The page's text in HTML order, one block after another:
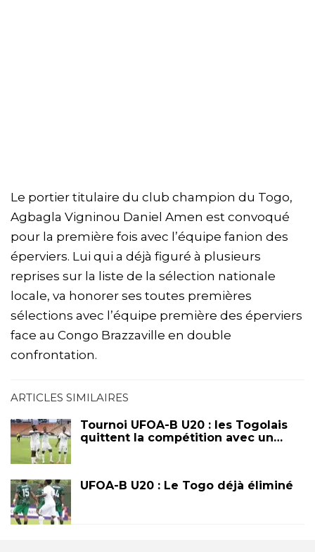
Le portier titulaire du club champion du Togo,
Agbagla Vigninou Daniel Amen est convoqué
pour la première fois avec l’équipe fanion des
éperviers. Lui qui a déjà figuré à plusieurs
reprises sur la liste de la sélection nationale
locale, va honorer ses toutes premières
sélections avec l’équipe première des éperviers
face au Congo Brazzaville en double
confrontation.
ARTICLES SIMILAIRES
Tournoi UFOA-B U20 : les Togolais
quittent la compétition avec un…
UFOA-B U20 : Le Togo déjà éliminé